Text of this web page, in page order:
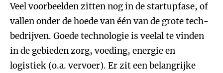
Veel voorbeelden zitten nog in de startupfase, of
vallen onder de hoede van één van de grote tech-
bedrijven. Goede technologie is veelal te vinden
in de gebieden zorg, voeding, energie en
logistiek (o.a. vervoer). Er zit een belangrijke